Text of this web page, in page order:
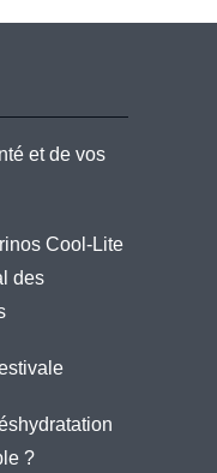
et de vos
Cool-Lite
des
?